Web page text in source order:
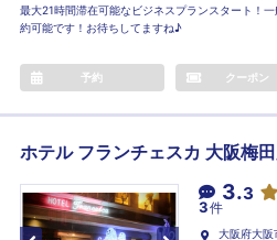
最大21時間滞在可能なビジネスプランスタート！
約可能です！お待ちしてますね♪
予約 クーポン
ホテル フランチェスカ 大阪梅
3.3
3件
大阪府大